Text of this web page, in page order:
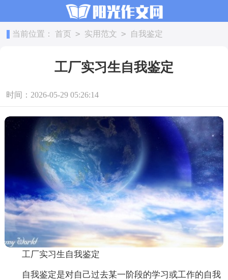
当前位置： 首页 > 实用范文 > 自我鉴定
工厂实习生自我鉴定
时间：2026-05-29 05:26:14
工厂实习生自我鉴定
自我鉴定是对自己过去某一阶段的学习或工作的自我